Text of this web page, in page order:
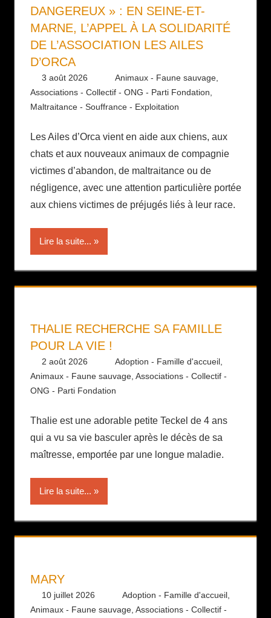
DANGEREUX » : EN SEINE-ET-
MARNE, L’APPEL À LA SOLIDARITÉ
DE L’ASSOCIATION LES AILES
D’ORCA
3 août 2026 Daniel
Animaux - Faune sauvage,
Associations - Collectif - ONG - Parti Fondation
Maltraitance - Souffrance - Exploitation
Les Ailes d’Orca vient en aide aux chiens, aux
chats et aux nouveaux animaux de compagnie
victimes d’abandon, de maltraitance ou de
négligence, avec une attention particulière portée
aux chiens victimes de préjugés liés à leur race.
Lire la suite...
THALIE RECHERCHE SA FAMILLE
POUR LA VIE !
2 août 2026 Daniel
Adoption - Famille d'accueil,
Animaux - Faune sauvage, Associations - Collectif -
ONG - Parti Fondation
Thalie est une adorable petite Teckel de 4 ans
qui a vu sa vie basculer après le décès de sa
maîtresse, emportée par une longue maladie.
Lire la suite...
MARY
10 juillet 2026 Daniel
Adoption - Famille d'accueil,
Animaux - Faune sauvage, Associations - Collectif -